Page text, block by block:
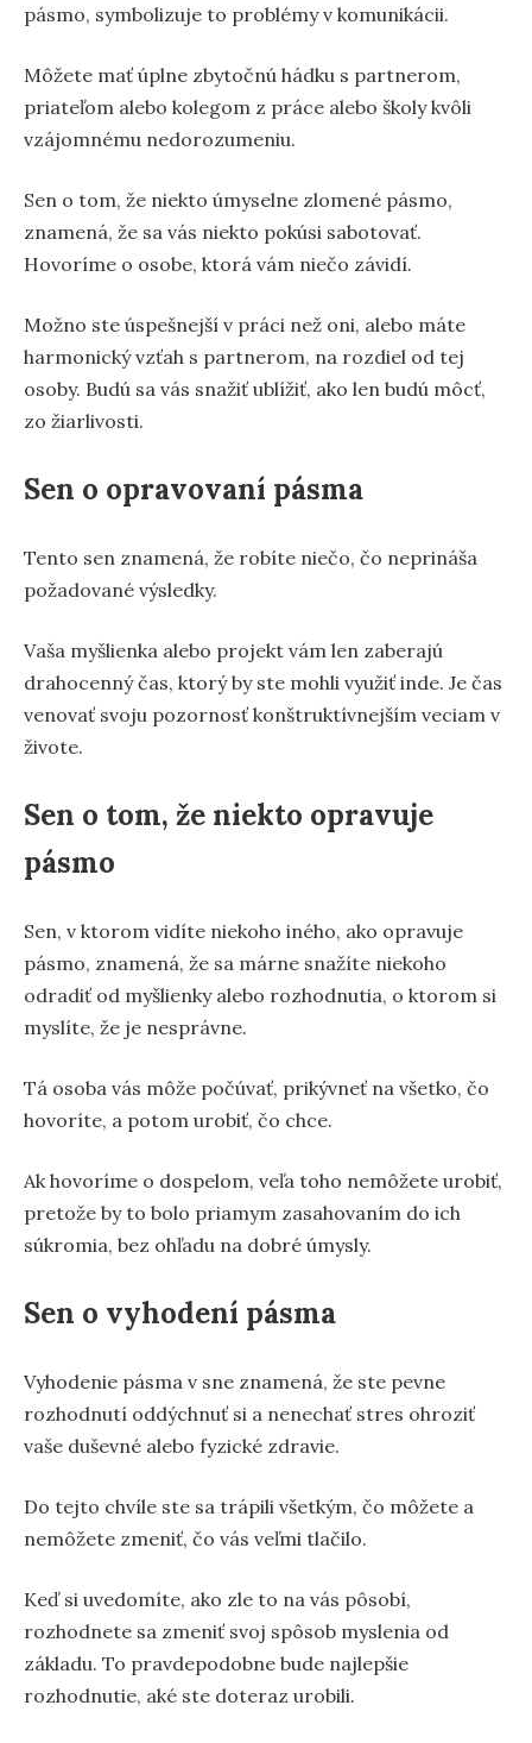
pásmo, symbolizuje to problémy v komunikácii.
Môžete mať úplne zbytočnú hádku s partnerom,
priateľom alebo kolegom z práce alebo školy kvôli
vzájomnému nedorozumeniu.
Sen o tom, že niekto úmyselne zlomené pásmo,
znamená, že sa vás niekto pokúsi sabotovať.
Hovoríme o osobe, ktorá vám niečo závidí.
Možno ste úspešnejší v práci než oni, alebo máte
harmonický vzťah s partnerom, na rozdiel od tej
osoby. Budú sa vás snažiť ublížiť, ako len budú môcť,
zo žiarlivosti.
Sen o opravovaní pásma
Tento sen znamená, že robíte niečo, čo neprináša
požadované výsledky.
Vaša myšlienka alebo projekt vám len zaberajú
drahocenný čas, ktorý by ste mohli využiť inde. Je čas
venovať svoju pozornosť konštruktívnejším veciam v
živote.
Sen o tom, že niekto opravuje
pásmo
Sen, v ktorom vidíte niekoho iného, ako opravuje
pásmo, znamená, že sa márne snažíte niekoho
odradiť od myšlienky alebo rozhodnutia, o ktorom si
myslíte, že je nesprávne.
Tá osoba vás môže počúvať, prikývneť na všetko, čo
hovoríte, a potom urobiť, čo chce.
Ak hovoríme o dospelom, veľa toho nemôžete urobiť,
pretože by to bolo priamym zasahovaním do ich
súkromia, bez ohľadu na dobré úmysly.
Sen o vyhodení pásma
Vyhodenie pásma v sne znamená, že ste pevne
rozhodnutí oddýchnuť si a nenechať stres ohroziť
vaše duševné alebo fyzické zdravie.
Do tejto chvíle ste sa trápili všetkým, čo môžete a
nemôžete zmeniť, čo vás veľmi tlačilo.
Keď si uvedomíte, ako zle to na vás pôsobí,
rozhodnete sa zmeniť svoj spôsob myslenia od
základu. To pravdepodobne bude najlepšie
rozhodnutie, aké ste doteraz urobili.